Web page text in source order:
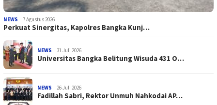
NEWS 7 Agustus 2026
Perkuat Sinergitas, Kapolres Bangka Kunj…
NEWS 31 Juli 2026
Universitas Bangka Belitung Wisuda 431 O…
NEWS 26 Juli 2026
Fadillah Sabri, Rektor Unmuh Nahkodai AP…